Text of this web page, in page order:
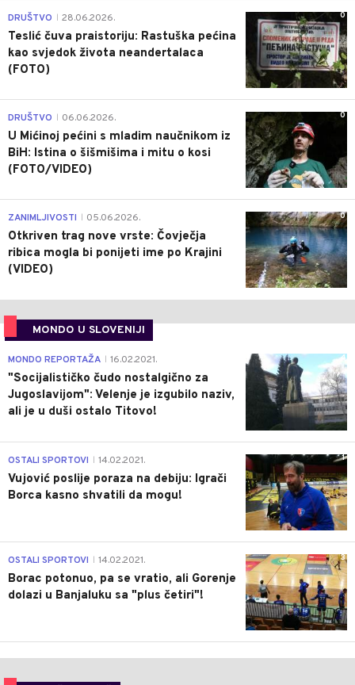
0
DRUŠTVO 28.06.2026.
Teslić čuva praistoriju: Rastuška pećina
kao svjedok života neandertalaca
(FOTO)
0
DRUŠTVO 06.06.2026.
U Mićinoj pećini s mladim naučnikom iz
BiH: Istina o šišmišima i mitu o kosi
(FOTO/VIDEO)
0
ZANIMLJIVOSTI 05.06.2026.
Otkriven trag nove vrste: Čovječja
ribica mogla bi ponijeti ime po Krajini
(VIDEO)
MONDO U SLOVENIJI
4
MONDO REPORTAŽA 16.02.2021.
"Socijalističko čudo nostalgično za
Jugoslavijom": Velenje je izgubilo naziv,
ali je u duši ostalo Titovo!
1
OSTALI SPORTOVI 14.02.2021.
Vujović poslije poraza na debiju: Igrači
Borca kasno shvatili da mogu!
3
OSTALI SPORTOVI 14.02.2021.
Borac potonuo, pa se vratio, ali Gorenje
dolazi u Banjaluku sa "plus četiri"!